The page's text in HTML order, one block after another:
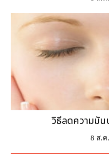
วิธีลดความมั
8 ส.ค